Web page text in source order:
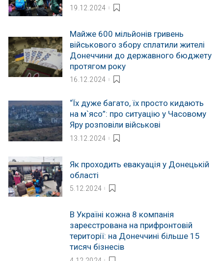
19.12.2024
Майже 600 мільйонів гривень
військового збору сплатили жителі
Донеччини до державного бюджету
протягом року
16.12.2024
“Їх дуже багато, їх просто кидають
на м`ясо”: про ситуацію у Часовому
Яру розповіли військові
13.12.2024
Як проходить евакуація у Донецькій
області
5.12.2024
В Україні кожна 8 компанія
зареєстрована на прифронтовій
території: на Донеччині більше 15
тисяч бізнесів